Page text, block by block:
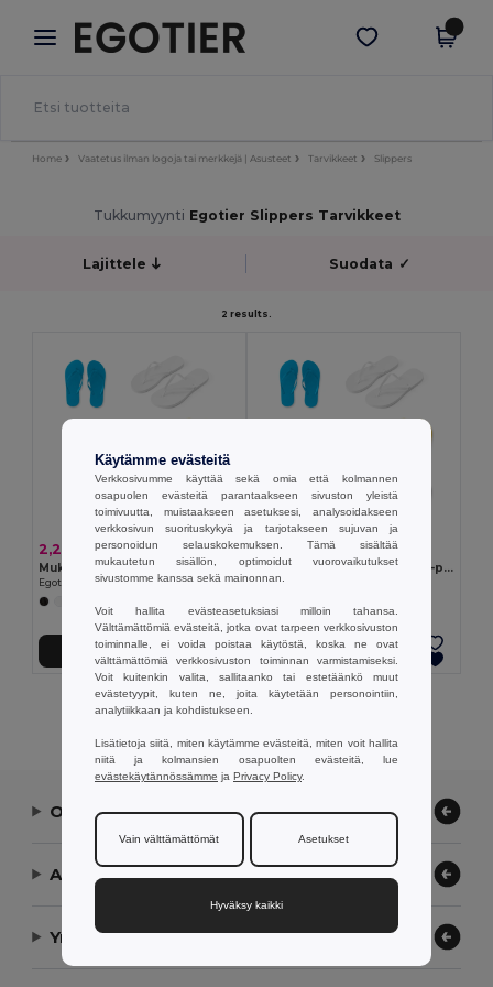
× Egotier-sovellus
Paremmat hinnat appissa!
Hae sovellus
Home Vaatetus ilman logoja tai merkkejä | Asusteet Tarvikkeet Slippers
Tukkumyynti Egotier Slippers Tarvikkeet
Lajittele Suodata ✓
2 results.
2,22 €
Mukavat tossut, joissa on PE-pohja ja PVC-hihna
Egotier 95084
Lisää Ostokoriin
2,60 €
Mukavat tossut, joissa on PE-pohja ja PVC-hihna
Egotier 95085
Lisää Ostokoriin
Näytetään Kaikki Tuotteet.
Ota yhteyttä
Anna meidän auttaa
Yrityksemme
Käytämme evästeitä
Verkkosivumme käyttää sekä omia että kolmannen
osapuolen evästeitä parantaakseen sivuston yleistä
toimivuutta, muistaakseen asetuksesi, analysoidakseen
verkkosivun suorituskykyä ja tarjotakseen sujuvan ja
personoidun selauskokemuksen. Tämä sisältää
mukautetun sisällön, optimoidut vuorovaikutukset
sivustomme kanssa sekä mainonnan.
Voit hallita evästeasetuksiasi milloin tahansa.
Välttämättömiä evästeitä, jotka ovat tarpeen verkkosivuston
toiminnalle, ei voida poistaa käytöstä, koska ne ovat
välttämättömiä verkkosivuston toiminnan varmistamiseksi.
Voit kuitenkin valita, sallitaanko tai estetäänkö muut
evästetyypit, kuten ne, joita käytetään personointiin,
analytiikkaan ja kohdistukseen.
Lisätietoja siitä, miten käytämme evästeitä, miten voit hallita
niitä ja kolmansien osapuolten evästeitä, lue
evästekäytännössämme ja Privacy Policy.
Vain välttämättömät Asetukset
Hyväksy kaikki